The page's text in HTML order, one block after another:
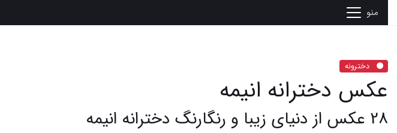
منو
دخترونه
عکس دخترانه انیمه
28 عکس از دنیای زیبا و رنگارنگ دخترانه انیمه